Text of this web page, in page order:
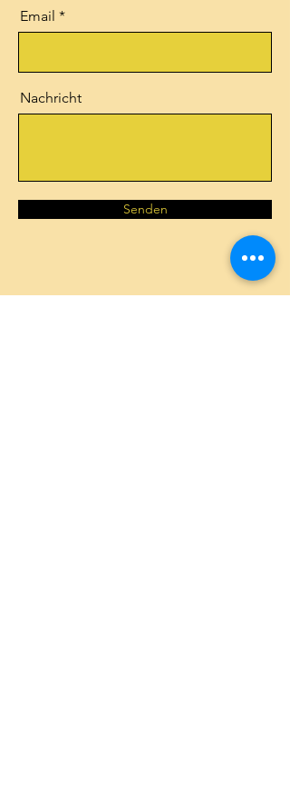
Email
Nachricht
Senden